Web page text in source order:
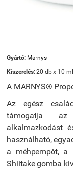
Gyártó: Marnys
Kiszerelés: 20 db x 10 ml
A MARNYS®
Az egész
támogatja az
alkalmazkodást
használható,
a méhpempőt, a
Shiitake gomba